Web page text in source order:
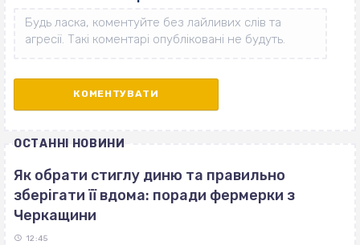
ОСТАННІ НОВИНИ
Як обрати стиглу диню та правильно
зберігати її вдома: поради фермерки з
Черкащини
12:45